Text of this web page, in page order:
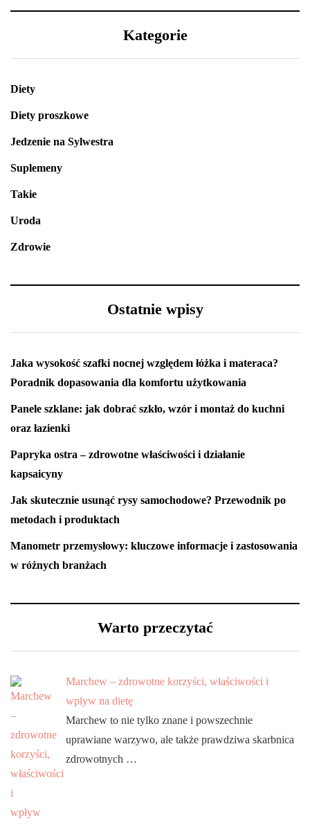
Kategorie
Diety
Diety proszkowe
Jedzenie na Sylwestra
Suplemeny
Takie
Uroda
Zdrowie
Ostatnie wpisy
Jaka wysokość szafki nocnej względem łóżka i materaca?
Poradnik dopasowania dla komfortu użytkowania
Panele szklane: jak dobrać szkło, wzór i montaż do kuchni
oraz łazienki
Papryka ostra – zdrowotne właściwości i działanie
kapsaicyny
Jak skutecznie usunąć rysy samochodowe? Przewodnik po
metodach i produktach
Manometr przemysłowy: kluczowe informacje i zastosowania
w różnych branżach
Warto przeczytać
Marchew – zdrowotne korzyści, właściwości i
wpływ na dietę
Marchew to nie tylko znane i powszechnie
uprawiane warzywo, ale także prawdziwa skarbnica
zdrowotnych …